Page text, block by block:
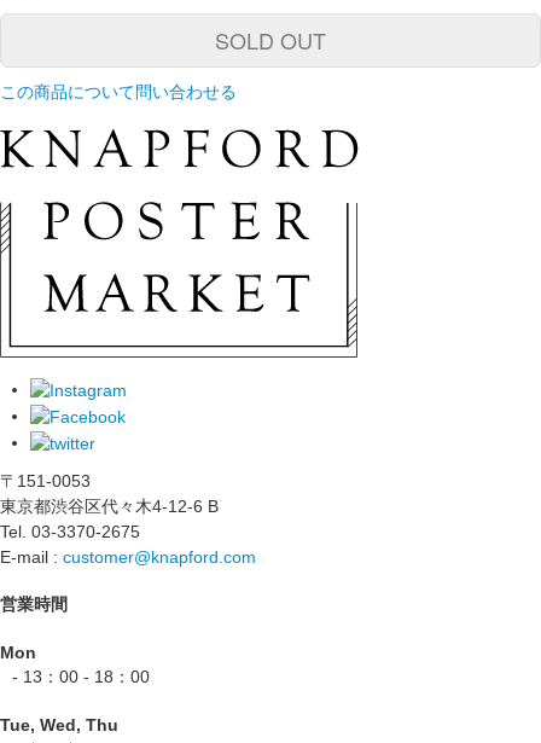
SOLD OUT
この商品について問い合わせる
〒151-0053
東京都渋谷区代々木4-12-6 B
Tel. 03-3370-2675
E-mail : customer@knapford.com
営業時間
Mon
- 13：00 - 18：00
Tue, Wed, Thu